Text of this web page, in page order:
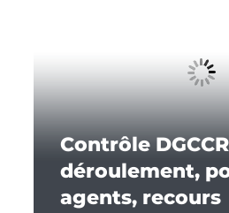
Contrôle
déroulement,
agents, recours